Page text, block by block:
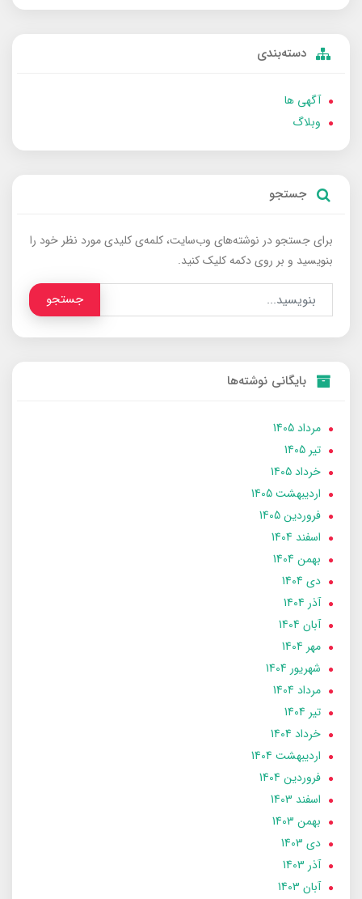
دسته‌بندی
آگهی ها
وبلاگ
جستجو
برای جستجو در نوشته‌های وب‌سایت، کلمه‌ی کلیدی مورد نظر خود را
بنویسید و بر روی دکمه کلیک کنید.
جستجو
بایگانی نوشته‌ها
مرداد 1405
تير 1405
خرداد 1405
ارديبهشت 1405
فروردین 1405
اسفند 1404
بهمن 1404
دی 1404
آذر 1404
آبان 1404
مهر 1404
شهریور 1404
مرداد 1404
تير 1404
خرداد 1404
ارديبهشت 1404
فروردین 1404
اسفند 1403
بهمن 1403
دی 1403
آذر 1403
آبان 1403